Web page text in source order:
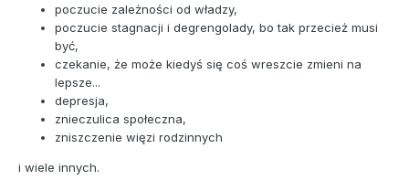
poczucie zależności od władzy,
poczucie stagnacji i degrengolady, bo tak przecież musi
być,
czekanie, że może kiedyś się coś wreszcie zmieni na
lepsze...
depresja,
znieczulica społeczna,
zniszczenie więzi rodzinnych
i wiele innych.